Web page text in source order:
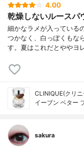
4.00
乾燥しないルースパ
細かなラメが入っている
つかなく、白っぽくもな
す。夏はこれだとややヨ
CLINIQUE(クリ
イーブン ベター
sakura